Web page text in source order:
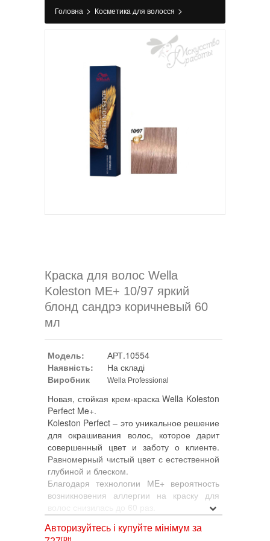
Головна > Косметика для волосся >
Фарбування>Фарба для волосся>Краска
для волос Wella Koleston ME+ 10/97 яркий блонд
сандрэ коричневый 60 мл
Краска для волос Wella
Koleston ME+ 10/97 яркий
блонд сандрэ коричневый 60
мл
Модель:
АРТ.10554
Наявність:
На складі
Виробник
Wella Professional
Новая, стойкая крем-краска Wella Koleston
Perfect Me+.
Koleston Perfect – это уникальное решение
для окрашивания волос, которое дарит
совершенный цвет и заботу о клиенте.
Равномерный чистый цвет с естественной
глубиной и блеском.
Благодаря технологии МE+ вероятность
возникновения аллергии на краску для
волос снизилась до 60 раз.
До 100 % закрашивание седины.
Осветление до 5-ти уровней с Koleston
Авторизуйтесь і купуйте мінімум за
грн